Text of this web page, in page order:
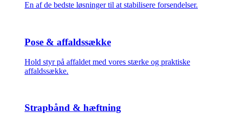
En af de bedste løsninger til at stabilisere forsendelser.
Pose & affaldssække
Hold styr på affaldet med vores stærke og praktiske
affaldssække.
Strapbånd & hæftning